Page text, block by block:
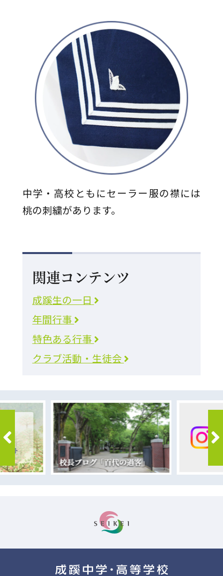
中学・高校ともにセーラー服の襟には
桃の刺繍があります。
関連コンテンツ
成蹊生の一日
年間行事
特色ある行事
クラブ活動・生徒会